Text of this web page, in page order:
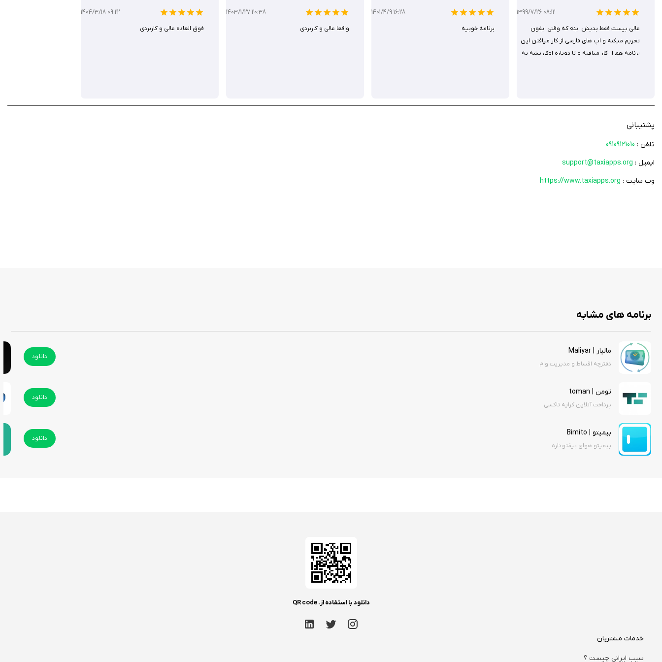
1399/7/26 08:12
عالی بیست فقط بدیش اینه که وقتی ایفون
تحریم میکنه و اپ های فارسی از کار میافتن این
برنامه هم از کار میافته و تا دوباره اوکی بشه یه
پشیمان نمیشید ممنون از برنامه خوبتون
1401/4/9 16:28
برنامه خوبیه
1403/1/27 20:38
واقعا عالی و کاربردی
1404/3/18 09:22
فوق العاده عالی و کاربردی
پشتیبانی
تلفن : 09109121010
ایمیل : support@taxiapps.org
وب سایت : https://www.taxiapps.org
برنامه های مشابه
مالیار | Maliyar
دفترچه اقساط و مدیریت وام
دانلود
تومن | toman
پرداخت آنلاین کرایه تاکسی
دانلود
بیمیتو | Bimito
بیمیتو هوای بیمَتو داره
دانلود
دانلود با استفاده از. QR code
خدمات مشتریان
سیب ایرانی چیست ؟